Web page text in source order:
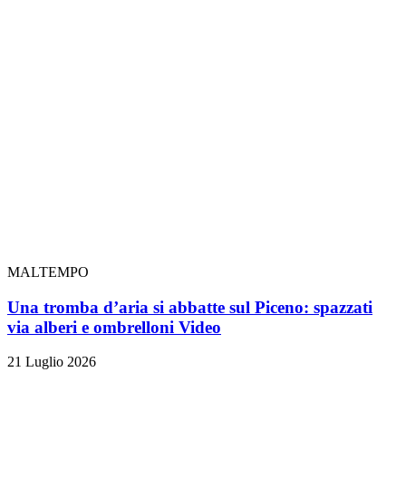
MALTEMPO
Una tromba d’aria si abbatte sul Piceno: spazzati
via alberi e ombrelloni Video
21 Luglio 2026